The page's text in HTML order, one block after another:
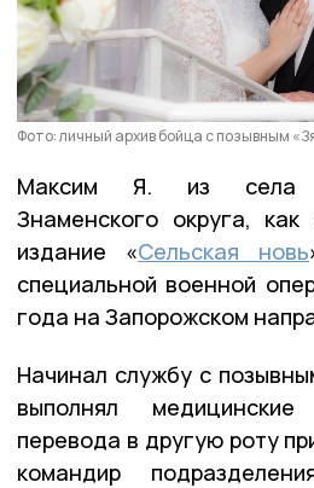
Фото: личный архив бойца с позывным
Максим Я. из села
Знаменского округа,
издание «Сельская новь
специальной военной
года на Запорожском
Начинал службу с
выполнял
перевода в другую роту
командир